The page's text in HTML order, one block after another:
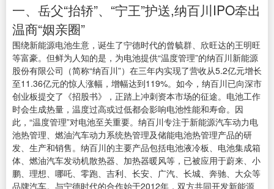
一、岳父“抬轿”、“宁王”护送,纳百川IPO牵出
温商“姻亲圈”
围绕新能源电池生意，诞生了宁德时代的曾毓群、欣旺达的王明旺
等富豪。但鲜为人知的是，为电池提供“温度管理”的纳百川新能源
股份有限公司（简称“纳百川”）在三年内实现了营收从5.2亿元增长
至11.36亿元的惊人涨幅，增幅达到119%。如今，纳百川已向深市
创业板提交了《招股书》，正踏上冲刺资本市场的征途。电池工作
时会生成热量，温度过高或过低都会影响电池性能和寿命。因
此，“温度管理”对电池至关重要。纳百川专注于新能源汽车动力电
池热管理、燃油汽车动力系统热管理及储能电池热管理产品的研
发、生产和销售。纳百川的主要产品包括电池液冷板、电池集成箱
体、燃油汽车发动机散热器、加热器暖风等，已被应用于蔚来、小
鹏、理想、哪吒、零跑、吉利、长安、广汽、长城、奔驰、大众等
品牌汽车。与宁德时代的合作始于2012年，双方共同开发新能源